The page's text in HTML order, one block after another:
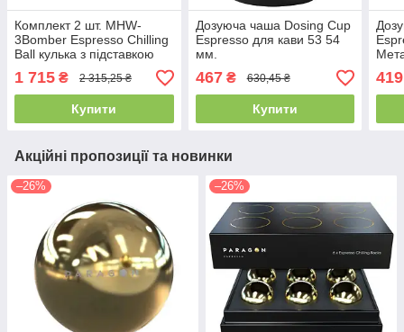
Комплект 2 шт. MHW-
3Bomber Espresso Chilling
Ball кулька з підставкою
Silver
1 715 ₴ 2 315,25 ₴
Купити
Дозуюча чаша Dosing Cup
Espresso для кави 53 54
мм.
467₴ 630,45 ₴
Купити
419
Акційні пропозиції та новинки
–26% –26%